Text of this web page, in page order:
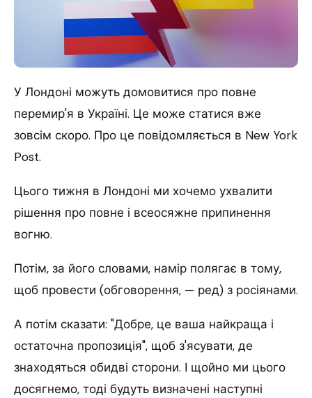
У Лондоні можуть домовитися про повне
перемир'я в Україні. Це може статися вже
зовсім скоро. Про це повідомляється в New York
Post.
Цього тижня в Лондоні ми хочемо ухвалити
рішення про повне і всеосяжне припинення
вогню.
Потім, за його словами, намір полягає в тому,
щоб провести (обговорення, — ред) з росіянами.
А потім сказати: "Добре, це ваша найкраща і
остаточна пропозиція", щоб з'ясувати, де
знаходяться обидві сторони. І щойно ми цього
досягнемо, тоді будуть визначені наступні